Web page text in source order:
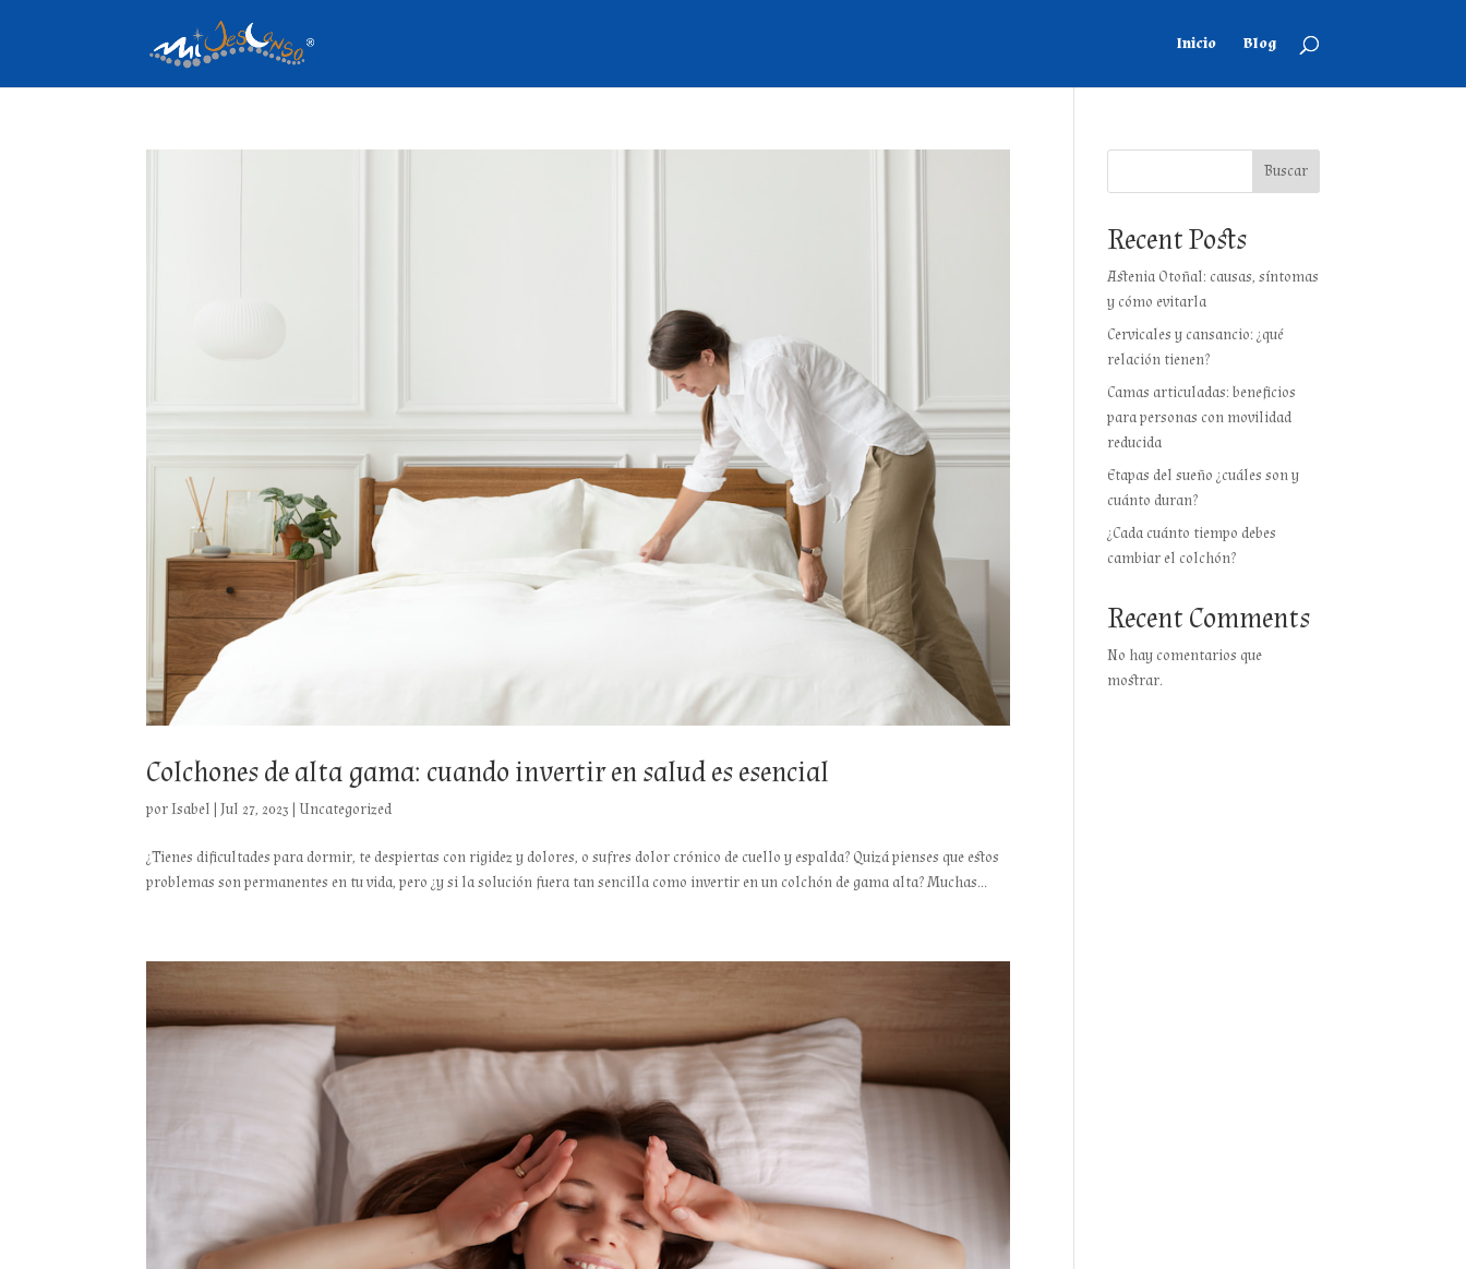
Inicio Blog
Colchones de alta gama: cuando invertir en salud es esencial
porIsabel |Jul 27, 2023 |Uncategorized
¿Tienes dificultades para dormir, te despiertas con rigidez y dolores, o sufres dolor crónico de cuello y espalda? Quizá pienses que estos
problemas son permanentes en tu vida, pero ¿y si la solución fuera tan sencilla como invertir en un colchón de gama alta? Muchas...
Buscar
Recent Posts
Astenia Otoñal: causas, síntomas
y cómo evitarla
Cervicales y cansancio: ¿qué
relación tienen?
Camas articuladas: beneficios
para personas con movilidad
reducida
Etapas del sueño ¿cuáles son y
cuánto duran?
¿Cada cuánto tiempo debes
cambiar el colchón?
Recent Comments
No hay comentarios que
mostrar.